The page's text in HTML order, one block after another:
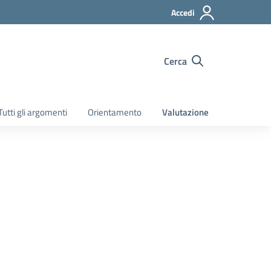
Accedi
Cerca
gli argomenti Orientamento Valutazione